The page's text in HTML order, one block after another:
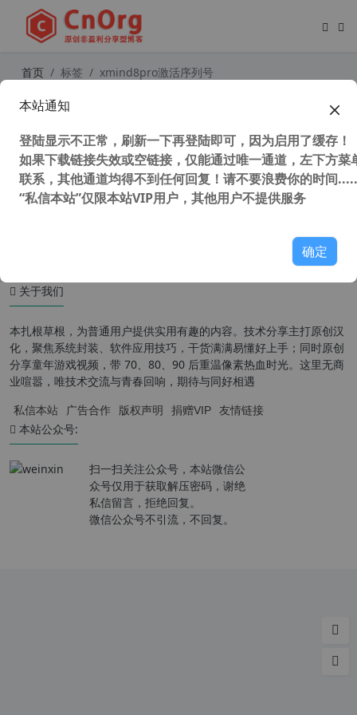
首页 标签 xmind8pro激活序列号
XMind 8 Pro Update 8 v3.7.8 中文版
关于我们
本扎根草根，为普通用户提供实用有趣的内容。技术分享主打原创汉
化，聚焦系统封装、软件应用技巧，干货满满易懂好上手；同时原创
分享童年游戏视频，带 70、80、90 后重温像素热血时光。这里无商
业喧嚣，唯技术交流与青春回响，期待与同好相遇
私信本站 广告合作 版权声明 捐赠VIP 友情链接
本站公众号:
扫一扫关注公众号，本站微信公
众号仅用于获取解压密码，谢绝
私信留言，拒绝回复。
微信公众号不引流，不回复。
本站通知
登陆显示不正常，刷新一下再登陆即可，因为启用了缓存！
如果下载链接失效或空链接，仅能通过唯一通道，左下方菜
联系，其他通道均得不到任何回复！请不要浪费你的时间
“私信本站”仅限本站VIP用户，其他用户不提供服务
确定